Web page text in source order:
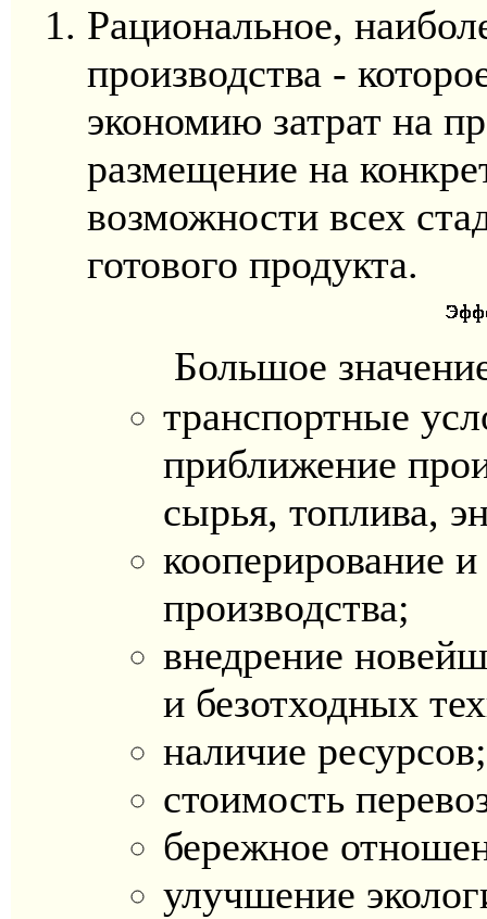
Рациональное,
производства -
экономию затрат на
размещение на
возможности всех
готового продукта.
Большое
транспортные
приближение
сырья, топлива,
кооперирование
производства;
внедрение
и безотходных
наличие ресурсов;
стоимость
бережное
улучшение